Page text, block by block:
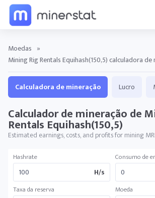
Moedas »
Mining Rig Rentals Equihash(150,5) calculadora
Calculadora de mineração Lucro
Calculador de mineração de
Rentals Equihash(150,5)
Estimated earnings, costs, and profits for mining
Hashrate
H/s
Consumo de
Taxa da reserva Moeda